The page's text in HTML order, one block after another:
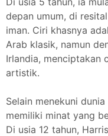
depan umum, di
iman. Ciri khasnya
Arab klasik, namun
Irlandia, menciptakan
artistik.
Selain menekuni
memiliki minat yang
Di usia 12 tahun,